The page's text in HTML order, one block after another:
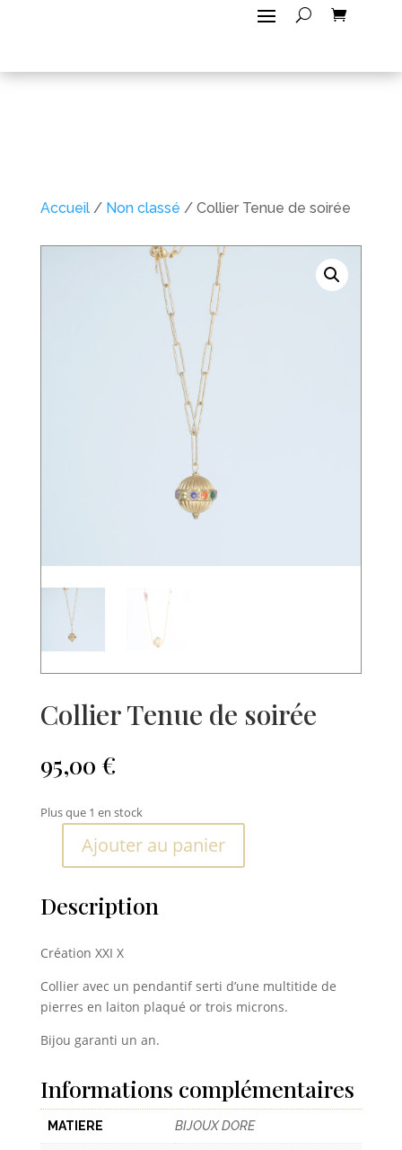
Accueil/ Non classé / Collier Tenue de soirée
Collier Tenue de soirée
95,00 €
Plus que 1 en stock
quantité
Collier
Tenue
soirée
Ajouter au panier
Description
Création XXI X
Collier avec un pendantif serti d’une multitide de
pierres en laiton plaqué or trois microns.
Bijou garanti un an.
Informations complémentaires
MATIERE BIJOUX DORE